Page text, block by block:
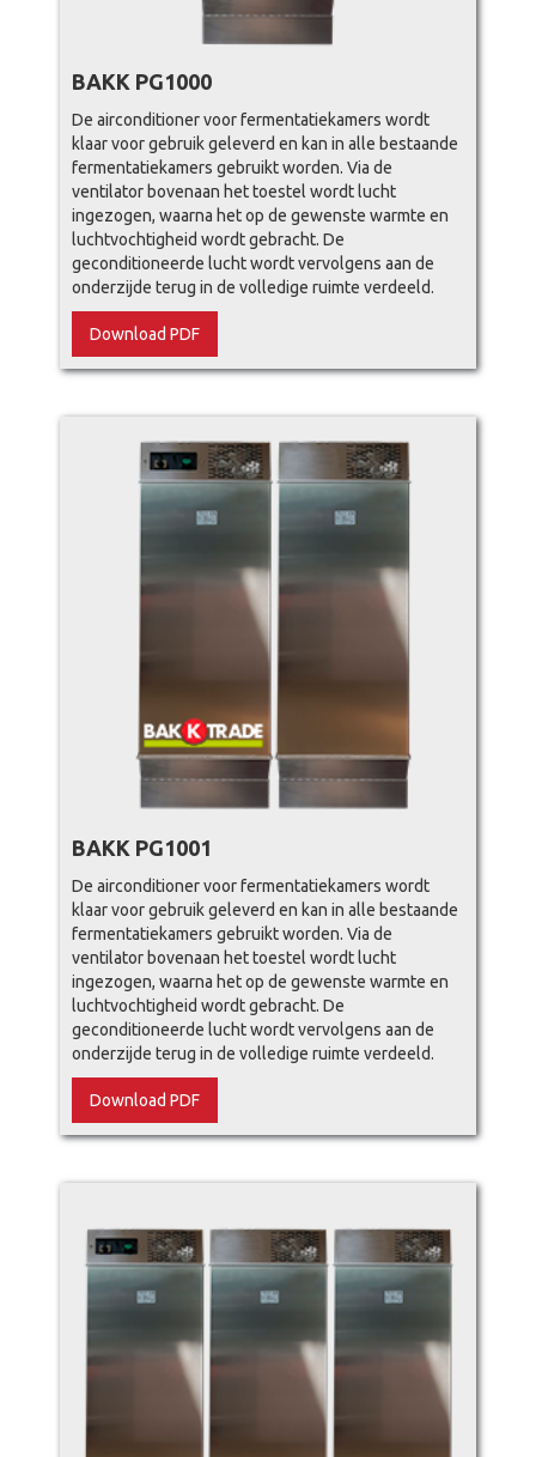
BAKK PG1000
De airconditioner voor fermentatiekamers wordt
klaar voor gebruik geleverd en kan in alle bestaande
fermentatiekamers gebruikt worden. Via de
ventilator bovenaan het toestel wordt lucht
ingezogen, waarna het op de gewenste warmte en
luchtvochtigheid wordt gebracht. De
geconditioneerde lucht wordt vervolgens aan de
onderzijde terug in de volledige ruimte verdeeld.
Download PDF
BAKK PG1001
De airconditioner voor fermentatiekamers wordt
klaar voor gebruik geleverd en kan in alle bestaande
fermentatiekamers gebruikt worden. Via de
ventilator bovenaan het toestel wordt lucht
ingezogen, waarna het op de gewenste warmte en
luchtvochtigheid wordt gebracht. De
geconditioneerde lucht wordt vervolgens aan de
onderzijde terug in de volledige ruimte verdeeld.
Download PDF